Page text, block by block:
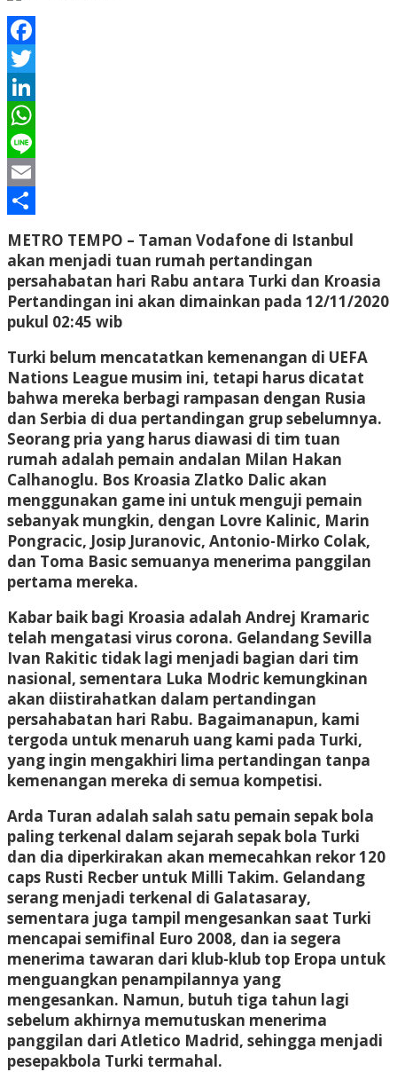
Facebook
Twitter
LinkedIn
WhatsApp
Line
Email
METRO TEMPO – Taman Vodafone di Istanbul
akan menjadi tuan rumah pertandingan
persahabatan hari Rabu antara Turki dan Kroasia
Pertandingan ini akan dimainkan pada 12/11/2020
pukul 02:45 wib
Turki belum mencatatkan kemenangan di UEFA
Nations League musim ini, tetapi harus dicatat
bahwa mereka berbagi rampasan dengan Rusia
dan Serbia di dua pertandingan grup sebelumnya.
Seorang pria yang harus diawasi di tim tuan
rumah adalah pemain andalan Milan Hakan
Calhanoglu. Bos Kroasia Zlatko Dalic akan
menggunakan game ini untuk menguji pemain
sebanyak mungkin, dengan Lovre Kalinic, Marin
Pongracic, Josip Juranovic, Antonio-Mirko Colak,
dan Toma Basic semuanya menerima panggilan
pertama mereka.
Kabar baik bagi Kroasia adalah Andrej Kramaric
telah mengatasi virus corona. Gelandang Sevilla
Ivan Rakitic tidak lagi menjadi bagian dari tim
nasional, sementara Luka Modric kemungkinan
akan diistirahatkan dalam pertandingan
persahabatan hari Rabu. Bagaimanapun, kami
tergoda untuk menaruh uang kami pada Turki,
yang ingin mengakhiri lima pertandingan tanpa
kemenangan mereka di semua kompetisi.
Arda Turan adalah salah satu pemain sepak bola
paling terkenal dalam sejarah sepak bola Turki
dan dia diperkirakan akan memecahkan rekor 120
caps Rusti Recber untuk Milli Takim. Gelandang
serang menjadi terkenal di Galatasaray,
sementara juga tampil mengesankan saat Turki
mencapai semifinal Euro 2008, dan ia segera
menerima tawaran dari klub-klub top Eropa untuk
menguangkan penampilannya yang
mengesankan. Namun, butuh tiga tahun lagi
sebelum akhirnya memutuskan menerima
panggilan dari Atletico Madrid, sehingga menjadi
pesepakbola Turki termahal.